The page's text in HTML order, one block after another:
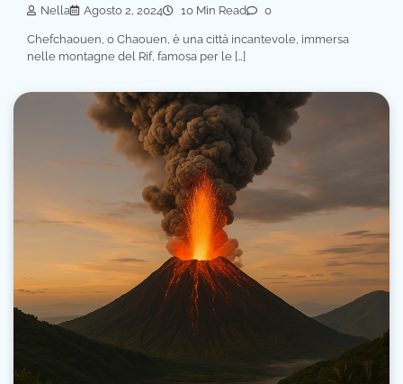
Nella Agosto 2, 2024 10 Min Read 0
Chefchaouen, o Chaouen, è una città incantevole, immersa
nelle montagne del Rif, famosa per le […]